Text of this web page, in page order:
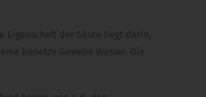
Eigenschaft der Säure liegt darin,
benetze Gewebe Wasser. Die